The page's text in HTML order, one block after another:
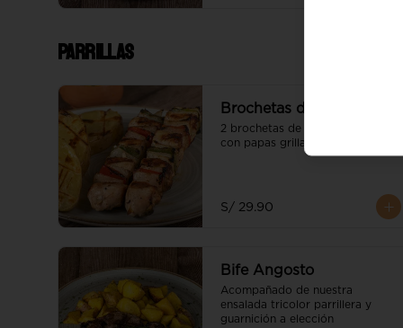
Parrillas
Brochetas de Pollo
2 brochetas de pollo servidas
con papas grilladas
S/ 29.90
Bife Angosto
Acompañado de nuestra
ensalada tricolor parrillera y
guarnición a elección